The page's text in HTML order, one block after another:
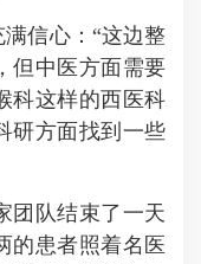
信心：“这边整
但中医方面需要
科这样的西医科
研方面找到一些
队结束了一天
的患者照着名医